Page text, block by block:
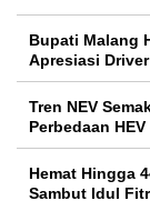
Bupati Malang
Apresiasi
Tren NEV
Perbedaan HEV
Hemat Hingga
Sambut Idul